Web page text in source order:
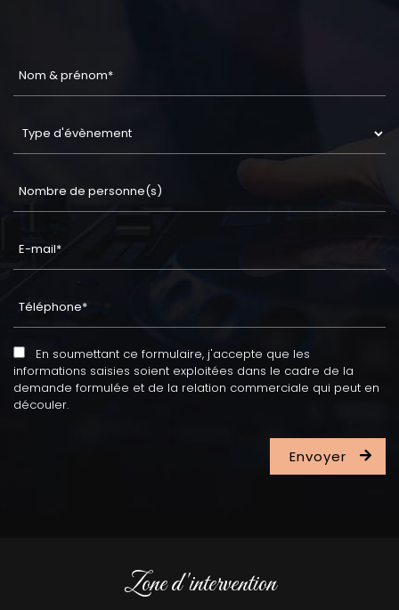
Zone d'intervention
En soumettant ce formulaire, j'accepte que les
informations saisies soient exploitées dans le cadre de la
demande formulée et de la relation commerciale qui peut en
découler.